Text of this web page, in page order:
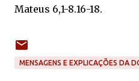
Mateus 6,1-8.16-18.
MENSAGENS E EXPLICAÇÕES DA